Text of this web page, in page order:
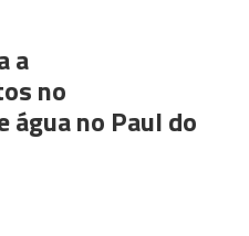
a
no
no Paul do